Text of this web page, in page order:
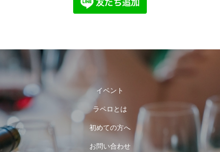
イベント
ラペロとは
初めての方へ
お問い合わせ